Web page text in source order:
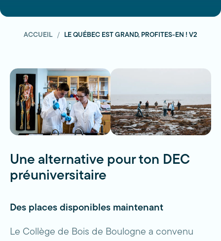
ACCUEIL LE QUÉBEC EST GRAND, PROFITES-EN ! V2
Une alternative pour ton DEC
préuniversitaire
Des places disponibles maintenant
Le Collège de Bois de Boulogne a convenu